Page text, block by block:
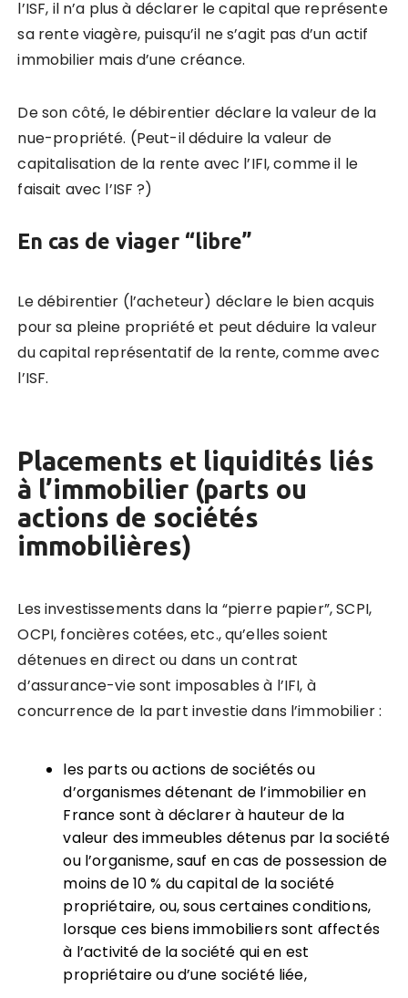
l’ISF, il n’a plus à déclarer le capital que représente
sa rente viagère, puisqu’il ne s’agit pas d’un actif
immobilier mais d’une créance.
De son côté, le débirentier déclare la valeur de la
nue-propriété. (Peut-il déduire la valeur de
capitalisation de la rente avec l’IFI, comme il le
faisait avec l’ISF ?)
En cas de viager “libre”
Le débirentier (l’acheteur) déclare le bien acquis
pour sa pleine propriété et peut déduire la valeur
du capital représentatif de la rente, comme avec
l’ISF.
Placements et liquidités liés
à l’immobilier (parts ou
actions de sociétés
immobilières)
Les investissements dans la “pierre papier”, SCPI,
OCPI, foncières cotées, etc., qu’elles soient
détenues en direct ou dans un contrat
d’assurance-vie sont imposables à l’IFI, à
concurrence de la part investie dans l’immobilier :
les parts ou actions de sociétés ou
d’organismes détenant de l’immobilier en
France sont à déclarer à hauteur de la
valeur des immeubles détenus par la société
ou l’organisme, sauf en cas de possession de
moins de 10 % du capital de la société
propriétaire, ou, sous certaines conditions,
lorsque ces biens immobiliers sont affectés
à l’activité de la société qui en est
propriétaire ou d’une société liée,